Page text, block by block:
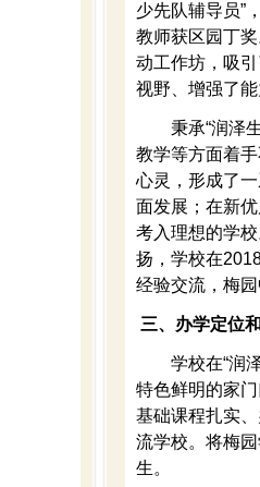
少先队辅导员”
教师获区园丁
动工作坊，吸
视野、增强了
秉承“润泽生
教学等方面着
心灵，形成了
面发展；在新
考入理想的学
扬，学校在
经验交流，梅
三、办学定位
学校在“润泽
特色鲜明的家
基础课程扎实
流学校。将梅
生。